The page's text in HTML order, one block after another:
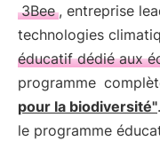
3Bee , entreprise
technologies
éducatif dédié aux
programme
pour la biodiversité"
le programme